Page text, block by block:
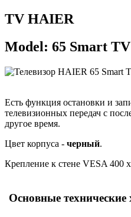
TV HAIER
Model: 65 Smart TV
Есть функция остановки и
телевизионных передач с
другое время.
Цвет корпуса - черный.
Крепление к стене VESA 400
Основные технические